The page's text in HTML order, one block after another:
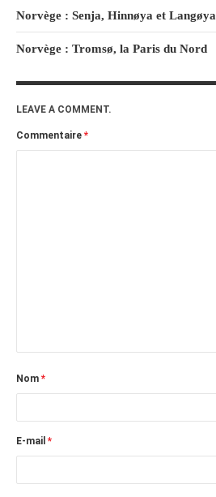
mai 2009
avril 2009
janvier 2009
décembre 2008
Norvège : Senja, Hinnøya et Langøya
Norvège : Tromsø, la Paris du Nord
LEAVE A COMMENT.
Commentaire *
Nom *
E-mail *